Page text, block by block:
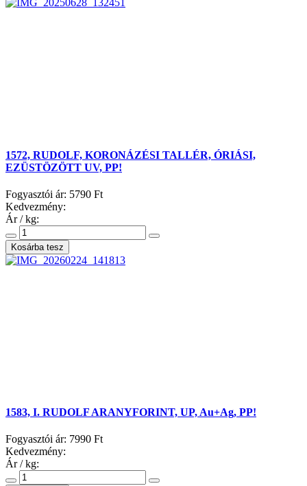
1572, RUDOLF, KORONÁZÉSI TALLÉR, ÓRIÁSI,
EZÜSTÖZÖTT UV, PP!
Fogyasztói ár: 5790 Ft
Kedvezmény:
Ár / kg:
1583, I. RUDOLF ARANYFORINT, UP, Au+Ag, PP!
Fogyasztói ár: 7990 Ft
Kedvezmény:
Ár / kg: